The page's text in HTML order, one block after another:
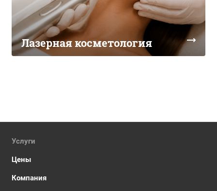
Лазерная косметология
Услуги
Цены
Компания